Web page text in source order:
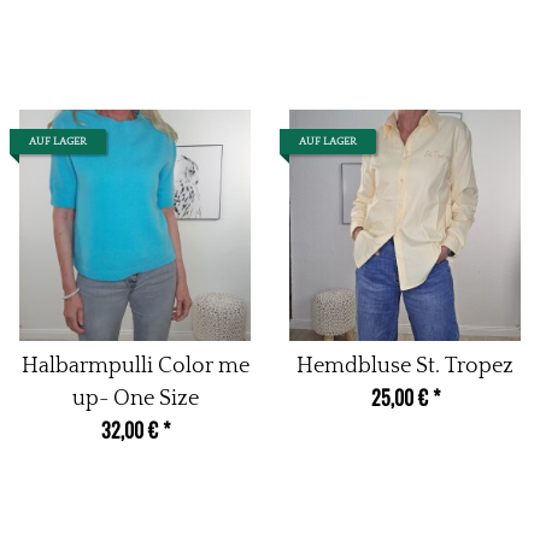
AUF LAGER
Halbarmpulli Color me
up- One Size
32,00 €*
AUF LAGER
Hemdbluse St. Tropez
25,00 €*